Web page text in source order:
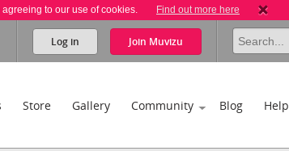
to our use of cookies. Find out more here
Log in Join Muvizu
Store Gallery Community Blog Help